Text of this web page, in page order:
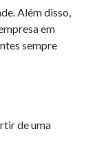
Além disso,
em
sempre
de uma